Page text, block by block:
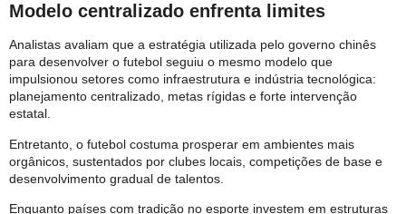
Modelo centralizado enfrenta limites
Analistas avaliam que a estratégia utilizada pelo governo chinês
para desenvolver o futebol seguiu o mesmo modelo que
impulsionou setores como infraestrutura e indústria tecnológica:
planejamento centralizado, metas rígidas e forte intervenção
estatal.
Entretanto, o futebol costuma prosperar em ambientes mais
orgânicos, sustentados por clubes locais, competições de base e
desenvolvimento gradual de talentos.
Enquanto países com tradição no esporte investem em estruturas